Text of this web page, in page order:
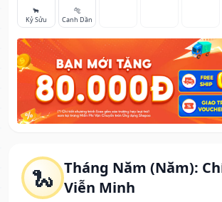
🐍 Tháng Năm (Năm):
Viễn Minh
🐂
Kỷ Sửu
🐅
Canh Dần